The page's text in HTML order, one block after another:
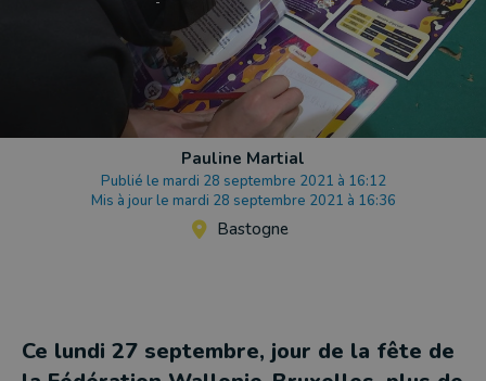
Pauline Martial
Publié le mardi 28 septembre 2021 à 16:12
Mis à jour le mardi 28 septembre 2021 à 16:36
Bastogne
Ce lundi 27 septembre, jour de la fête de